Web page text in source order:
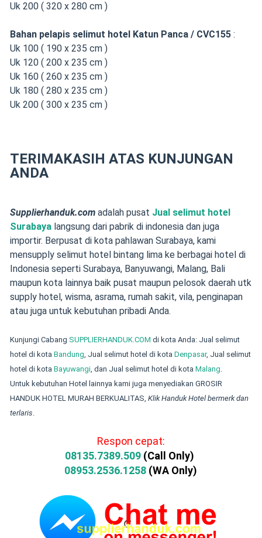
Uk 200 ( 320 x 280 cm )
Bahan pelapis selimut hotel Katun Panca / CVC155:
Uk 100 ( 190 x 235 cm )
Uk 120 ( 200 x 235 cm )
Uk 160 ( 260 x 235 cm )
Uk 180 ( 280 x 235 cm )
Uk 200 ( 300 x 235 cm )
TERIMAKASIH ATAS KUNJUNGAN
ANDA
Supplierhanduk.comadalah pusat Jual selimut hotel
Surabaya langsung dari pabrik di indonesia dan juga
importir. Berpusat di kota pahlawan Surabaya, kami
mensupply selimut hotel bintang lima ke berbagai hotel di
Indonesia seperti Surabaya, Banyuwangi, Malang, Bali
maupun kota lainnya baik pusat maupun pelosok daerah utk
supply hotel, wisma, asrama, rumah sakit, vila, penginapan
atau juga untuk kebutuhan pribadi Anda.
Kunjungi Cabang SUPPLIERHANDUK.COM di kota Anda: Jual selimut
hotel di kota Bandung , Jual selimut hotel di kota Denpasar, Jual selimut
hotel di kota Bayuwangi, dan Jual selimut hotel di kota Malang
Untuk kebutuhan Hotel lainnya kami juga menyediakan GROSIR
HANDUK HOTEL MURAH BERKUALITAS, Klik Handuk Hotel bermerk dan
terlaris
Respon cepat:
08135.7389.509 (Call Only)
08953.2536.1258 (WA Only)